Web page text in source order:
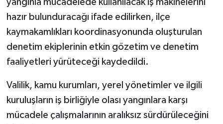
hazır bulunduracağı ifade edilirken, ilçe
kaymakamlıkları koordinasyonunda oluşturulan
denetim ekiplerinin etkin gözetim ve denetim
faaliyetleri yürüteceği kaydedildi.
Valilik, kamu kurumları, yerel yönetimler ve ilgili
kuruluşların iş birliğiyle olası yangınlara karşı
mücadele çalışmalarının aralıksız sürdürüleceğini